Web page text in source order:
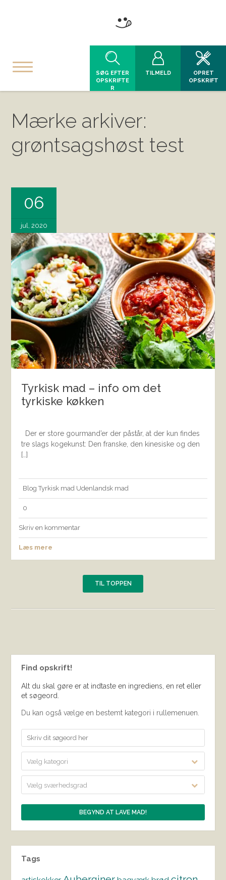
SØG EFTER
OPSKRIFTE
R
TILMELD
OPRET
OPSKRIFT
Mærke arkiver:
grøntsagshøst test
06
jul, 2020
Tyrkisk mad – info om det
tyrkiske køkken
Der er store gourmand’er der påstår, at der kun findes
tre slags kogekunst: Den franske, den kinesiske og den
[…]
Blog Tyrkisk mad Udenlandsk mad
0
Skriv en kommentar
Læs mere
TIL TOPPEN
Find opskrift!
Alt du skal gøre er at indtaste en ingrediens, en ret eller
et søgeord.
Du kan også vælge en bestemt kategori i rullemenuen.
Vælg kategori
Vælg sværhedsgrad
Tags